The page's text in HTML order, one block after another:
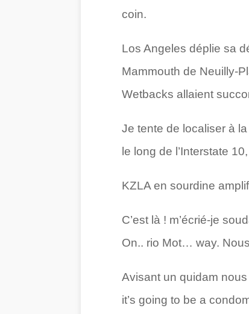
coin.
Los Angeles déplie sa
Mammouth de Neuilly-
Wetbacks allaient
Je tente de localiser à
le long de l’Interstate
KZLA en sourdine
C’est là ! m’écrié-je
On.. rio Mot… way.
Avisant un quidam
it’s going to be a